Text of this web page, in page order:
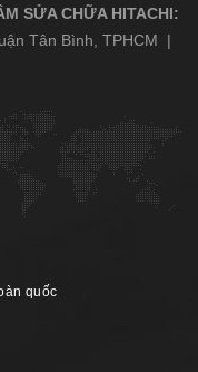
SỬA CHỮA HITACHI:
Tân Bình, TPHCM |
quốc